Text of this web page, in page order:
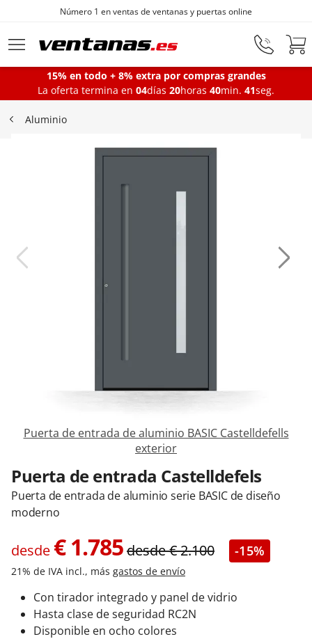
Ir al contenido principalFabricantes de ventanas desde 1872
Ventanas
Balconeras
15% en todo + 8% extra por compras grandes
La oferta termina en 04días 20horas 40min. 40seg.
Aluminio
Puerta de entrada de aluminio BASIC Castelldefells
exterior
Puerta de entrada Castelldefels
Puerta de entrada de aluminio serie BASIC de diseño
moderno
desde €1.785desde€2.100 -15%
21% de IVA incl., más gastos de envío
Con tirador integrado y panel de vidrio
Hasta clase de seguridad RC2N
Disponible en ocho colores